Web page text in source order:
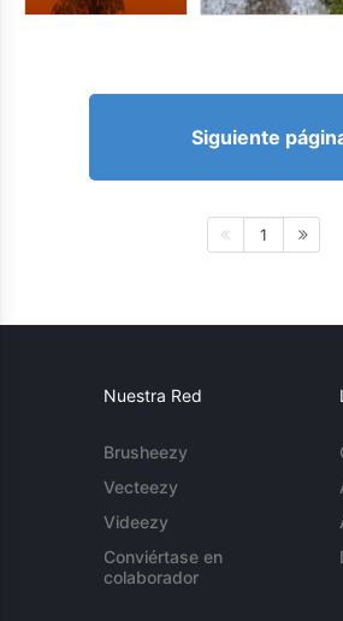
Siguiente
1
Nuestra Red
Brusheezy
Vecteezy
Videezy
Conviértase en
colaborador